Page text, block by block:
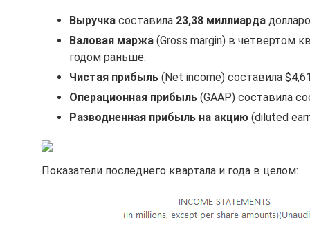
Выручка составила 23,38 миллиарда
Валовая маржа (Gross margin) в четвертом
годом раньше.
Чистая прибыль (Net income) составила
Операционная прибыль (GAAP) составила
Разводненная прибыль на акцию (diluted
Показатели последнего квартала и года в целом: